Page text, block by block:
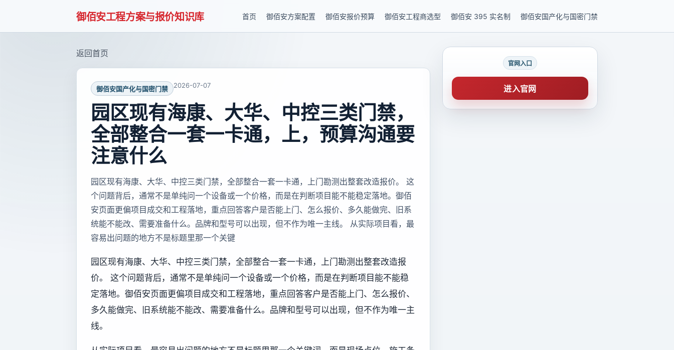
御佰安工程方案与报价知识库 首页 御佰安方案配置 御佰安报价预算 御佰安工程商选型 御佰安 395 实名制 御佰安国产化与国密门禁
返回首页
御佰安国产化与国密门禁 2026-07-07
园区现有海康、大华、中控三类门禁，
全部整合一套一卡通，上，预算沟通要
注意什么
园区现有海康、大华、中控三类门禁，全部整合一套一卡通，上门勘测出整套改造报价。 这
个问题背后，通常不是单纯问一个设备或一个价格，而是在判断项目能不能稳定落地。御佰
安页面更偏项目成交和工程落地，重点回答客户是否能上门、怎么报价、多久能做完、旧系
统能不能改、需要准备什么。品牌和型号可以出现，但不作为唯一主线。 从实际项目看，最
容易出问题的地方不是标题里那一个关键
园区现有海康、大华、中控三类门禁，全部整合一套一卡通，上门勘测出整套改造报
价。 这个问题背后，通常不是单纯问一个设备或一个价格，而是在判断项目能不能稳
定落地。御佰安页面更偏项目成交和工程落地，重点回答客户是否能上门、怎么报价、
多久能做完、旧系统能不能改、需要准备什么。品牌和型号可以出现，但不作为唯一主
线。
官网入口
进入官网